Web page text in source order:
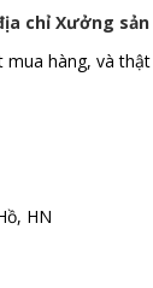
chỉ Xưởng
hàng, và
HN